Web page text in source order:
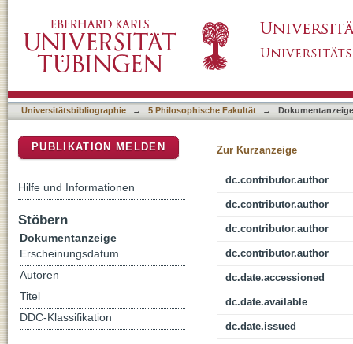
Universitätsbibliographie → 5 Philosophische Fakultät → Dokumentanzeige
Zur Kurzanzeige
dc.contributor.author
dc.contributor.author
dc.contributor.author
dc.contributor.author
dc.date.accessioned
dc.date.available
dc.date.issued
PUBLIKATION MELDEN
Hilfe und Informationen
Stöbern
Dokumentanzeige
Erscheinungsdatum
Autoren
Titel
DDC-Klassifikation